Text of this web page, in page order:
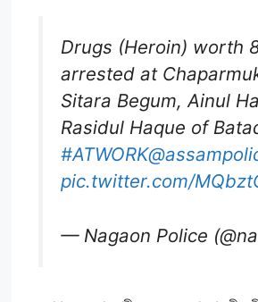
Drugs (Heroin) worth
arrested at
Sitara Begum, Ainul
Rasidul Haque of
#ATWORK
pic.twitter.com/
— Nagaon Police